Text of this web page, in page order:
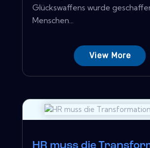
Glückswaffens wurde
Menschen...
View More
HR muss die